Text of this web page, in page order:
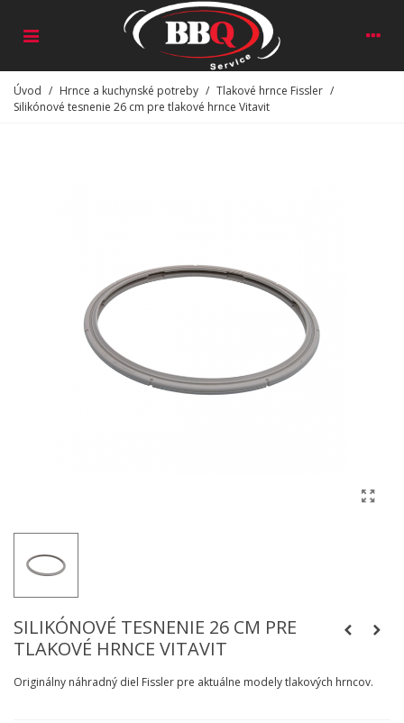
Úvod / Hrnce a kuchynské potreby / Tlakové hrnce Fissler /
Silikónové tesnenie 26 cm pre tlakové hrnce Vitavit
SILIKÓNOVÉ TESNENIE 26 CM PRE
TLAKOVÉ HRNCE VITAVIT
Originálny náhradný diel Fissler pre aktuálne modely tlakových hrncov.